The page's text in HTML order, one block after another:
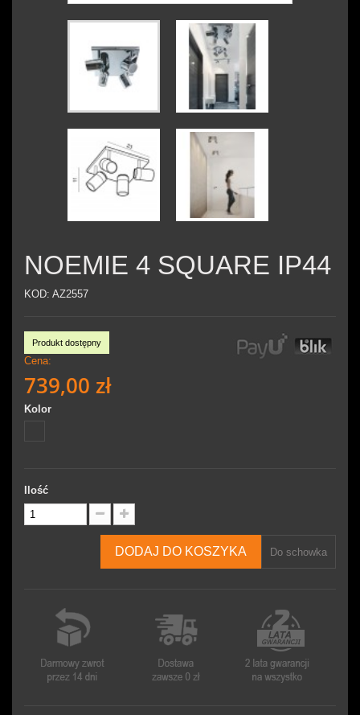
NOEMIE 4 SQUARE IP44
KOD: AZ2557
Produkt dostępny
Cena:
739,00 zł
Kolor
Ilość
DODAJ DO KOSZYKA Do schowka